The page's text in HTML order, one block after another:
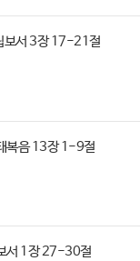
보서 3장 17-21절
복음 13장 1-9절
서 1장 27-30절